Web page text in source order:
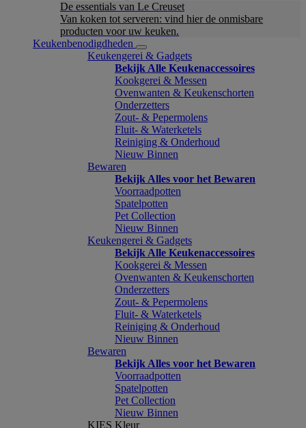
De essentials van Le Creuset
Van koken tot serveren: vind hier de onmisbare
producten voor uw keuken.
Keukenbenodigdheden
Keukengerei & Gadgets
Bekijk Alle Keukenaccessoires
Kookgerei & Messen
Ovenwanten & Keukenschorten
Onderzetters
Zout- & Pepermolens
Fluit- & Waterketels
Reiniging & Onderhoud
Nieuw Binnen
Bewaren
Bekijk Alles voor het Bewaren
Voorraadpotten
Spatelpotten
Pet Collection
Nieuw Binnen
Keukengerei & Gadgets
Bekijk Alle Keukenaccessoires
Kookgerei & Messen
Ovenwanten & Keukenschorten
Onderzetters
Zout- & Pepermolens
Fluit- & Waterketels
Reiniging & Onderhoud
Nieuw Binnen
Bewaren
Bekijk Alles voor het Bewaren
Voorraadpotten
Spatelpotten
Pet Collection
Nieuw Binnen
KIES Kleur